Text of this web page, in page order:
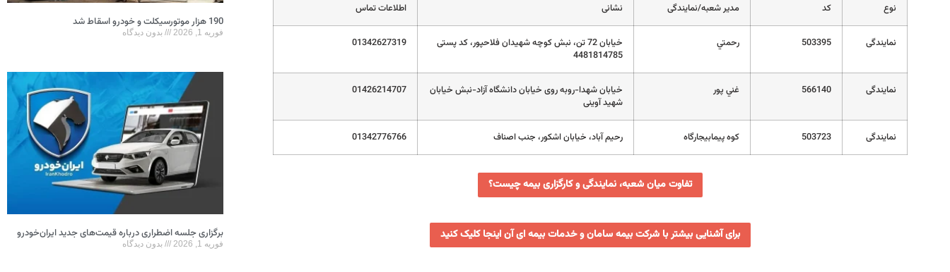
نوع کد مدیر شعبه/نمایندگی نشانی اطلاعات تماس
نمایندگی 503395 رحمتي
خیابان 72 تن، نبش کوچه شهیدان فلاحپور، کد پستی
4481814785
01342627319
نمایندگی 566140 غني پور
خیابان شهدا-روبه روی خیابان دانشگاه آزاد-نبش خیابان
شهید آوینی
01426214707
نمایندگی 503723 كوه پيمابيجارگاه رحیم آباد، خیابان اشکور، جنب اصناف 01342776766
تفاوت میان شعبه، نمایندگی و کارگزاری بیمه چیست؟
برای آشنایی بیشتر با شرکت بیمه سامان و خدمات بیمه ای آن اینجا کلیک کنید
190 هزار موتورسیکلت و خودرو اسقاط شد
فوریه 1, 2026 بدون دیدگاه
برگزاری جلسه اضطراری درباره قیمت‌های جدید ایران‌خودرو
فوریه 1, 2026 بدون دیدگاه